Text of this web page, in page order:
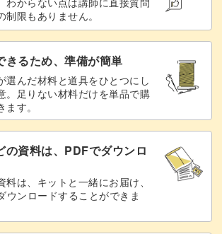
組み合わせよう！
礎編で作った「りんごちゃん」と「えん
ちですか♪
出し」や「メモ枠」と組み合わせると、
んですよ！
限もありません。
きるため、準備が簡単
選んだ材料と道具をひとつにし
。足りない材料だけを単品で購
す。
の資料は、PDFでダウンロ
は、キットと一緒にお届け、
ウンロードすることができま